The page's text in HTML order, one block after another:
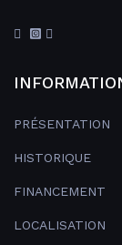
PRÉSENTATION
HISTORIQUE
FINANCEMENT
LOCALISATION